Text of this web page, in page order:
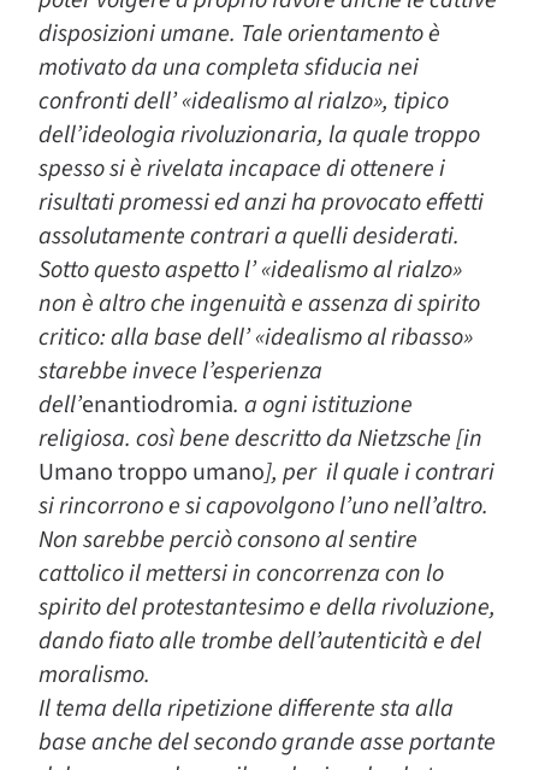
disposizioni umane. Tale orientamento è
motivato da una completa sfiducia nei
confronti dell’ «idealismo al rialzo», tipico
dell’ideologia rivoluzionaria, la quale troppo
spesso si è rivelata incapace di ottenere i
risultati promessi ed anzi ha provocato effetti
assolutamente contrari a quelli desiderati.
Sotto questo aspetto l’ «idealismo al rialzo»
non è altro che ingenuità e assenza di spirito
critico: alla base dell’ «idealismo al ribasso»
starebbe invece l’esperienza
dell’enantiodromia. a ogni istituzione
religiosa. così bene descritto da Nietzsche [in
Umano troppo umano], per il quale i contrari
si rincorrono e si capovolgono l’uno nell’altro.
Non sarebbe perciò consono al sentire
cattolico il mettersi in concorrenza con lo
spirito del protestantesimo e della rivoluzione,
dando fiato alle trombe dell’autenticità e del
moralismo.
Il tema della ripetizione differente sta alla
base anche del secondo grande asse portante